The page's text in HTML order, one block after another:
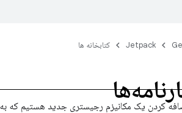
Jetpack کتابخانه ها
کردن یک مکانیزم رجیستری جدید هستیم که